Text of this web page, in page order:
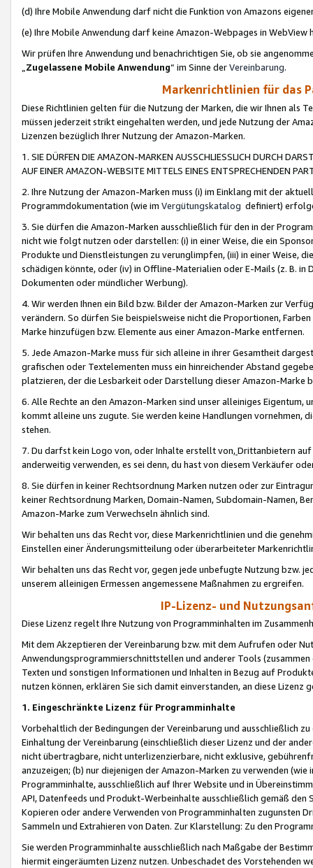
(d) Ihre Mobile Anwendung darf nicht die Funktion von Amazons
(e) Ihre Mobile Anwendung darf keine Amazon-Webpages in WebView
Wir prüfen Ihre Anwendung und benachrichtigen Sie, ob sie
„Zugelassene Mobile Anwendung“ im Sinne derVereinbarung.
Markenrichtlinien für das
Diese Richtlinien gelten für die Nutzung der Marken, die wir Ihnen als
müssen jederzeit strikt eingehalten werden, und jede Nutzung der
Lizenzen bezüglich Ihrer Nutzung der Amazon-Marken.
1. SIE DÜRFEN DIE AMAZON-MARKEN AUSSCHLIESSLICH DURCH
AUF EINER AMAZON-WEBSITE MITTELS EINES ENTSPRECHENDEN
2. Ihre Nutzung der Amazon-Marken muss (i) im Einklang mit der
Programmdokumentation (wie im Vergütungskatalog definiert)
3. Sie dürfen die Amazon-Marken ausschließlich für den in der
nicht wie folgt nutzen oder darstellen: (i) in einer Weise, die ein
Produkte und Dienstleistungen zu verunglimpfen, (iii) in einer Weise,
schädigen könnte, oder (iv) in Offline-Materialien oder E-Mails (z. B. in
Dokumenten oder mündlicher Werbung).
4. Wir werden Ihnen ein Bild bzw. Bilder der Amazon-Marken zur
verändern. So dürfen Sie beispielsweise nicht die Proportionen,
Marke hinzufügen bzw. Elemente aus einer Amazon-Marke entfernen.
5. Jede Amazon-Marke muss für sich alleine in ihrer Gesamtheit
grafischen oder Textelementen muss ein hinreichender Abstand
platzieren, der die Lesbarkeit oder Darstellung dieser Amazon-Marke
6. Alle Rechte an den Amazon-Marken sind unser alleiniges
kommt alleine uns zugute. Sie werden keine Handlungen vornehmen,
stehen.
7. Du darfst kein Logo von, oder Inhalte erstellt von,Drittanbietern auf
anderweitig verwenden, es sei denn, du hast von diesem Verkäufer
8. Sie dürfen in keiner Rechtsordnung Marken nutzen oder zur
keiner Rechtsordnung Marken, Domain-Namen, Subdomain-Namen,
Amazon-Marke zum Verwechseln ähnlich sind.
Wir behalten uns das Recht vor, diese Markenrichtlinien und die
Einstellen einer Änderungsmitteilung oder überarbeiteter
Wir behalten uns das Recht vor, gegen jede unbefugte Nutzung bzw.
unserem alleinigen Ermessen angemessene Maßnahmen zu ergreifen.
IP-Lizenz- und
Diese Lizenz regelt Ihre Nutzung von Programminhalten im
Mit dem Akzeptieren der Vereinbarung bzw. mit dem Aufrufen oder
Anwendungsprogrammierschnittstellen und anderer Tools (zusammen
Texten und sonstigen Informationen und Inhalten in Bezug auf
nutzen können, erklären Sie sich damit einverstanden, an diese Lizenz
1. Eingeschränkte Lizenz für Programminhalte
Vorbehaltlich der Bedingungen der Vereinbarung und ausschließlich
Einhaltung der Vereinbarung (einschließlich dieser Lizenz und der
nicht übertragbare, nicht unterlizenzierbare, nicht exklusive,
anzuzeigen; (b) nur diejenigen der Amazon-Marken zu verwenden
Programminhalte, ausschließlich auf Ihrer Website und in
API, Datenfeeds und Produkt-Werbeinhalte ausschließlich gemäß
Kopieren oder andere Verwenden von Programminhalten zugunsten
Sammeln und Extrahieren von Daten. Zur Klarstellung: Zu den
Sie werden Programminhalte ausschließlich nach Maßgabe der
hiermit eingeräumten Lizenz nutzen. Unbeschadet des Vorstehenden